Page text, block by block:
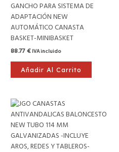
GANCHO PARA SISTEMA DE
ADAPTACIÓN NEW
AUTOMÁTICO CANASTA
BASKET-MINIBASKET
88.77€ IVA incluido
Añadir Al Carrito